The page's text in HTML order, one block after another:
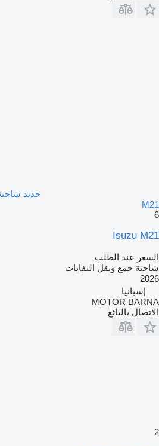
M21
6
Isuzu M21
السعر عند الطلب
شاحنة جمع ونقل النفايات
2026
إسبانيا
MOTOR BARNA
الاتصال بالبائع
2